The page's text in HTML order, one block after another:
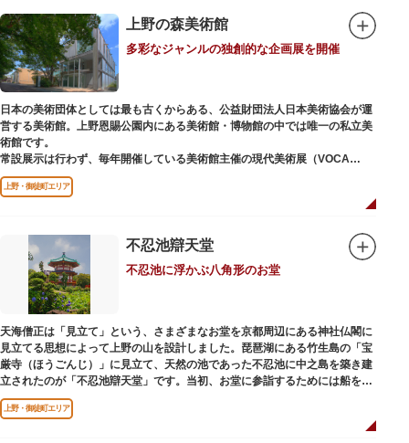
から池を眺めれば、新しい発見ができるかもしれません。また、「鵜の池」
にはマガモ・オナガガモなどたくさんの鴨や渡り鳥が訪れます。大都会の中
でバードウォッチングができる珍しいスポットです。
ファミリーで、カップルで、または一人でゆったりと、思い思いの時間をお
過ごしください。
上野の森美術館
多彩なジャンルの独創的な企画展を開催
日本の美術団体としては最も古くからある、公益財団法人日本美術協会が運
営する美術館。上野恩賜公園内にある美術館・博物館の中では唯一の私立美
術館です。
常設展示は行わず、毎年開催している美術館主催の現代美術展（VOCA
展）、公募展（上野の森美術館大賞展、日本の自然を描く展）のほか、マン
ガから書展にいたるまで定期的に多彩なジャンルの独創的な企画展を開催し
別館の1階には、小企画展などの開催もできる上野の森美術館ギャラリー、
そして、3階には上野の森アートスクールが設置され、初心者から熟練者を
対象とした油彩・アクリル、水彩、日本画のクラスや、週末に受講できる単
発講座などを開催しています。
上野・御徒町エリア
不忍池辯天堂
不忍池に浮かぶ八角形のお堂
天海僧正は「見立て」という、さまざまなお堂を京都周辺にある神社仏閣に
見立てる思想によって上野の山を設計しました。琵琶湖にある竹生島の「宝
厳寺（ほうごんじ）」に見立て、天然の池であった不忍池に中之島を築き建
立されたのが「不忍池辯天堂」です。当初、お堂に参詣するためには船を使
用していましたが、参詣者が増えたことから橋がかけられました。不忍池の
どこからでも参拝できるように、八角形の建物になったと言われ、7月から8
上野・御徒町エリア